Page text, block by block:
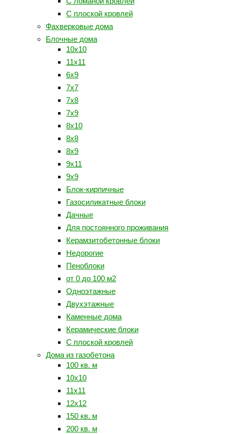
С плоской кровлей
Фахверковые дома
Блочные дома
10х10
11х11
6х9
7х7
7х8
7х9
8х10
8х8
8х9
9х11
9х9
Блок-кирпичные
Газосиликатные блоки
Дачные
Для постоянного проживания
Керамзитобетонные блоки
Недорогие
Пеноблоки
от 0 до 100 м2
Одноэтажные
Двухэтажные
Каменные дома
Керамические блоки
С плоской кровлей
Дома из газобетона
100 кв. м
10x10
11x11
12x12
150 кв. м
200 кв. м